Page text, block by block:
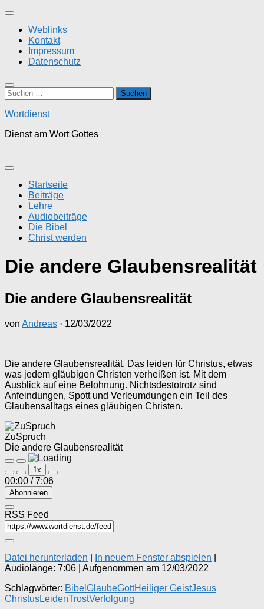
Zum
springenWeblinks
Kontakt
Impressum
Datenschutz
Suchen
nach:
Wortdienst
Dienst am Wort Gottes
Startseite
Beiträge
Lehre
Audiobeiträge
Die Bibel
Christ werden
Die andere Glaubensrealität
Die andere Glaubensrealität
von Andreas · 12/03/2022
Die andere Glaubensrealität. Das leiden für Christus, etwas
was jedem gläubigen Christen verheißen ist. Mit dem
Ausblick auf eine Belohnung. Nichtsdestotrotz sind
Anfeindungen, Spott und Verleumdungen ein Teil des
Glaubensalltags eines gläubigen Christen.
ZuSpruch
Die andere Glaubensrealität
Play
Episode
Pause
Episode
1x
00:00 / 7:06
Abonnieren
RSS Feed
Datei herunterladen In neuem Fenster abspielen
Audiolänge: 7:06
Aufgenommen am 12/03/2022
Schlagwörter: Bibel GlaubeGottHeiliger GeistJesus
ChristusLeidenTrostVerfolgung